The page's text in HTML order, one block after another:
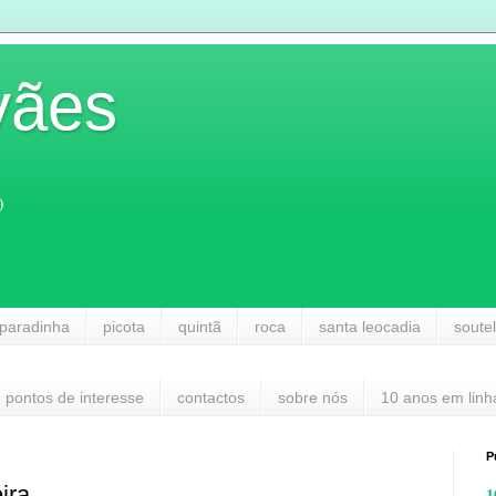
picota quintã roca santa leocadia
pontos de interesse contactos sobre nós 10 anos em